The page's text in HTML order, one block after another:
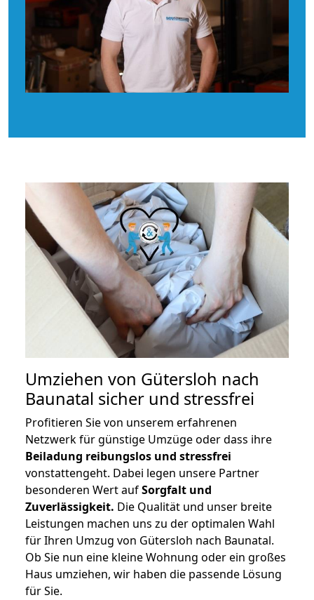
Umziehen von Gütersloh nach
Baunatal sicher und stressfrei
Profitieren Sie von unserem erfahrenen
Netzwerk für günstige Umzüge oder dass ihre
Beiladung reibungslos und stressfrei
vonstattengeht. Dabei legen unsere Partner
besonderen Wert aufSorgfalt und
Zuverlässigkeit. Die Qualität und unser breite
Leistungen machen uns zu der optimalen Wahl
für Ihren Umzug von Gütersloh nach Baunatal.
Ob Sie nun eine kleine Wohnung oder ein großes
Haus umziehen, wir haben die passende Lösung
für Sie.